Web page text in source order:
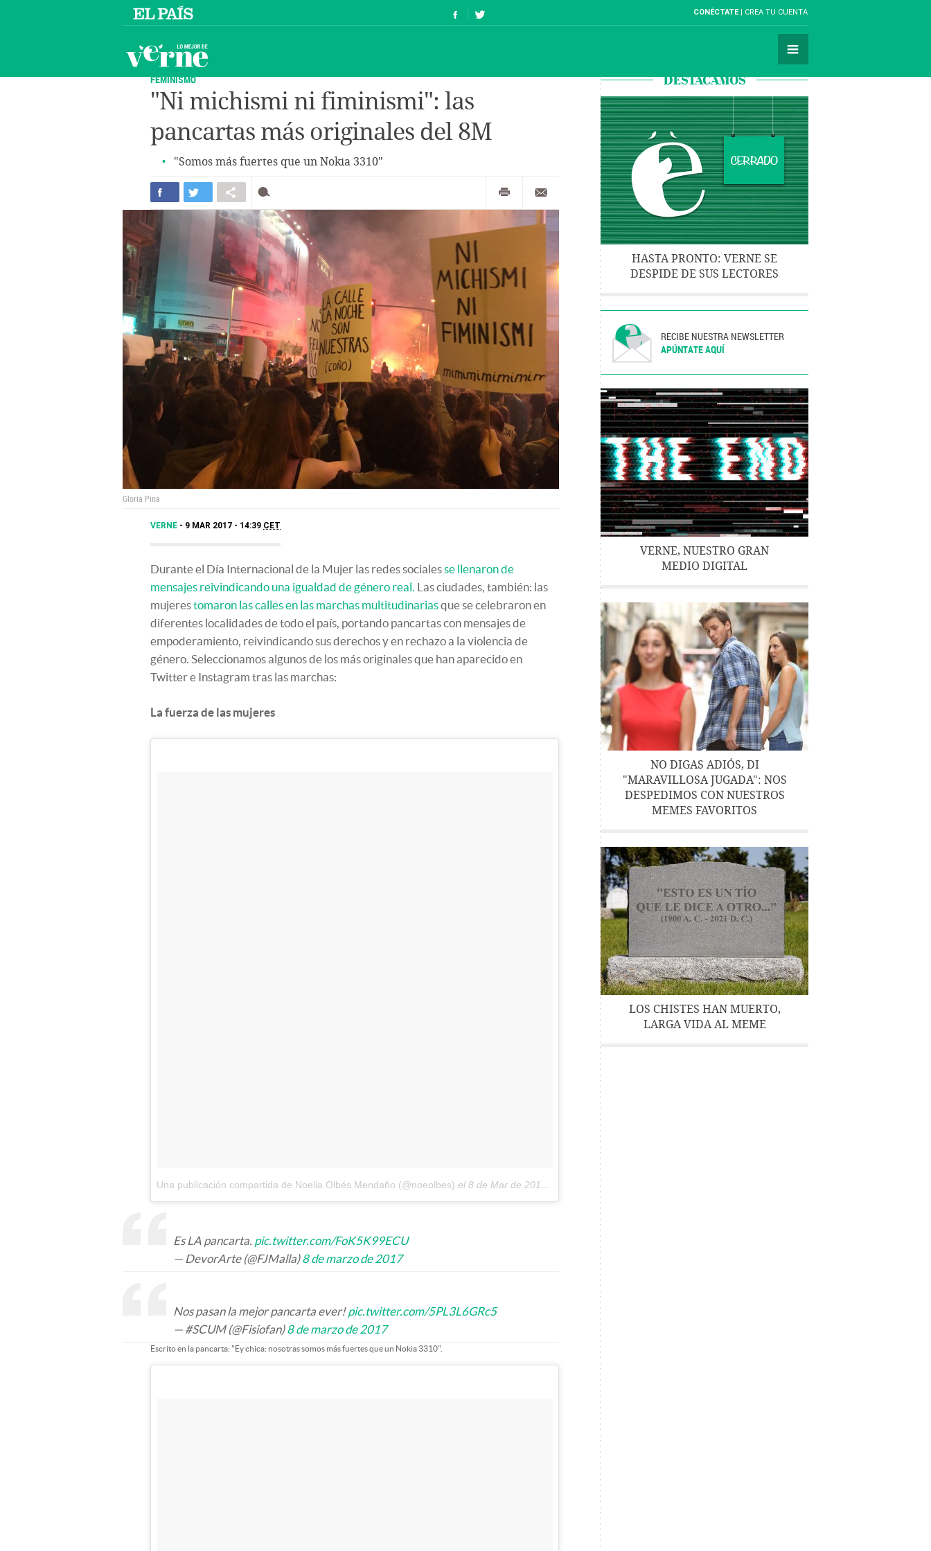
CONÉCTATE CREA TU CUENTA
FEMINISMO
"Ni michismi ni fiminismi": las
pancartas más originales del 8M
"Somos más fuertes que un Nokia 3310"
Gloria Pina
VERNE 9 MAR 2017 - 14:39 CET
Durante el Día Internacional de la Mujer las redes socialesse llenaron de
mensajes reivindicando una igualdad de género real. Las ciudades, también: las
mujerestomaron las calles en las marchas multitudinariasque se celebraron en
diferentes localidades de todo el país, portando pancartas con mensajes de
empoderamiento, reivindicando sus derechos y en rechazo a la violencia de
género. Seleccionamos algunos de los más originales que han aparecido en
Twitter e Instagram tras las marchas:
La fuerza de las mujeres
Una publicación compartida de Noelia Olbés Mendaño (@noeolbes) el 8 de Mar de 2017 a la(s) 1:26 PST
Es LA pancarta. pic.twitter.com/FoK5K99ECU
— DevorArte (@FJMalla)8 de marzo de 2017
Nos pasan la mejor pancarta ever!pic.twitter.com/5PL3L6GRc5
— #SCUM (@Fisiofan)8 de marzo de 2017
Escrito en la pancarta: "Ey chica: nosotras somos más fuertes que un Nokia 3310".
DESTACAMOS
HASTA PRONTO: VERNE SE
DESPIDE DE SUS LECTORES
RECIBE NUESTRA NEWSLETTER
APÚNTATE AQUÍ
VERNE, NUESTRO GRAN
MEDIO DIGITAL
NO DIGAS ADIÓS, DI
"MARAVILLOSA JUGADA": NOS
DESPEDIMOS CON NUESTROS
MEMES FAVORITOS
LOS CHISTES HAN MUERTO,
LARGA VIDA AL MEME